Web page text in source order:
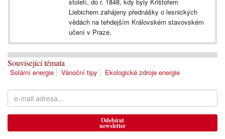
Liebichem zahájeny přednášky o lesnických
vědách na tehdejším Královském stavovském
učení v Praze.
Související témata
Solární energie Vánoční tipy Ekologické zdroje energie
Odebírat
newsletter